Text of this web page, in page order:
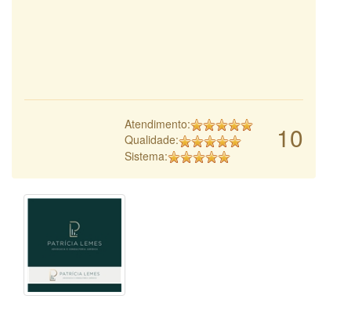
10
Atendimento:
Qualidade:
Sistema: